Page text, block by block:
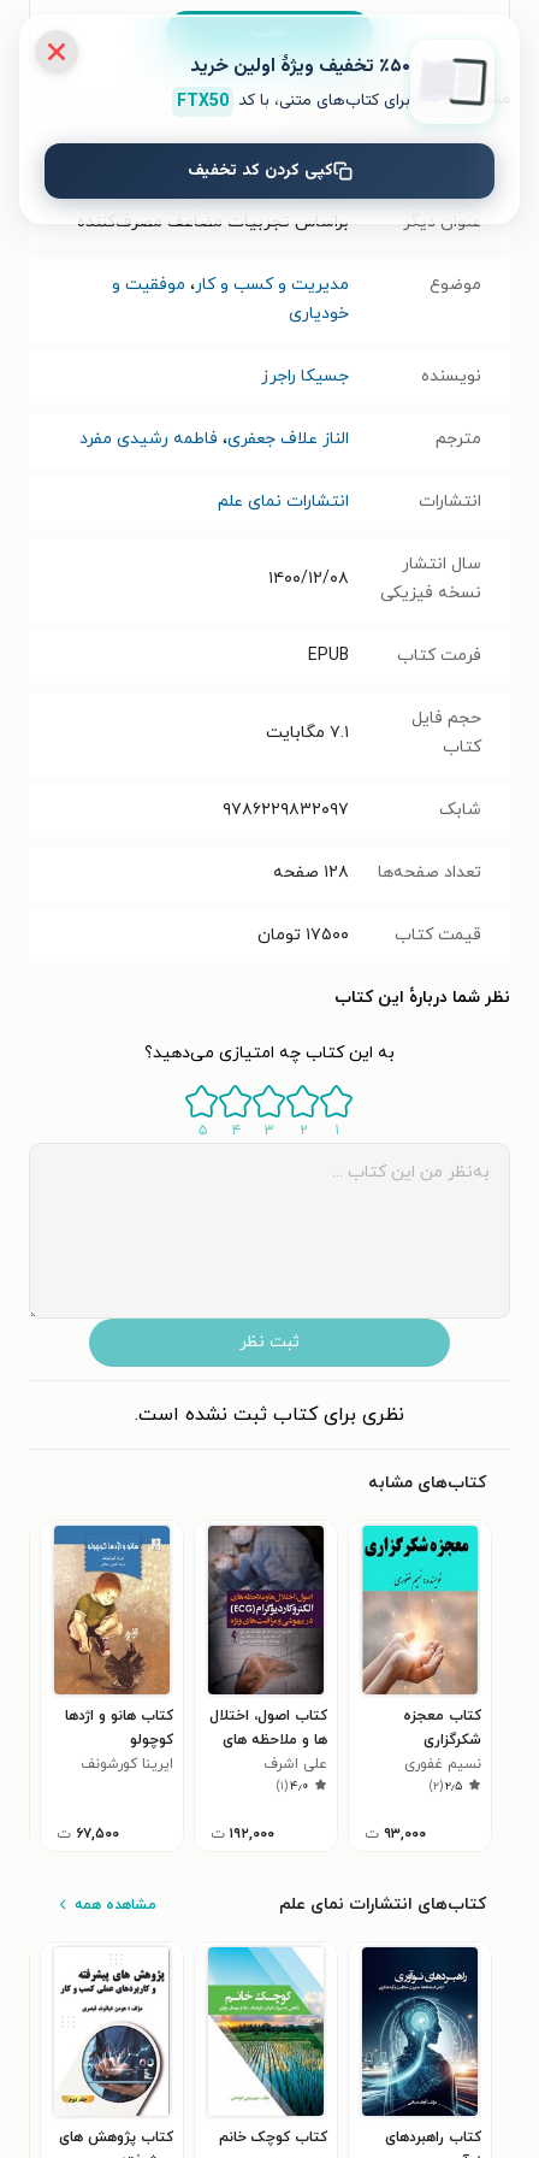
مشخصات کتاب الکترونیکی
چشم انداز بازاریابی دیجیتال
عنوان دیگر براساس تجربیات مضاعف مصرف‌کننده
موضوع مدیریت و کسب و کار، موفقیت و
خودیاری
نویسنده جسیکا راجرز
مترجم الناز علاف جعفری، فاطمه رشیدی مفرد
انتشارات انتشارات نمای علم
سال انتشار
نسخه فیزیکی
۱۴۰۰/۱۲/۰۸
فرمت کتاب EPUB
حجم فایل
کتاب
۷.۱ مگابایت
شابک ۹۷۸۶۲۲۹۸۳۲۰۹۷
تعداد صفحه‌ها ۱۲۸ صفحه
قیمت کتاب ۱۷۵۰۰ تومان
نظر شما دربارهٔ این کتاب
به این کتاب چه امتیازی می‌دهید؟
۱ ۲ ۳ ۴ ۵
ثبت نظر
نظری برای کتاب ثبت نشده است.
کتاب‌های مشابه
کتاب معجزه
شکرگزاری
نسیم غفوری
۲٫۵(۲)
۹۳,۰۰۰ ت
کتاب اصول، اختلال
ها و ملاحظه های
الکتروکاردیوگرام
(ECG) در بیهوشی
علی اشرف
۴٫۰(۱)
۱۹۲,۰۰۰ ت
کتاب هانو و اژدها
کوچولو
ایرینا کورشونف
۶۷,۵۰۰ ت
کتاب‌های انتشارات نمای علم مشاهده همه
کتاب راهبردهای
کتاب کوچک خانم
کتاب پژوهش های
٪۵۰ تخفیف ویژۀ اولین خرید
برای کتاب‌های متنی، با کد FTX50
کپی کردن کد تخفیف